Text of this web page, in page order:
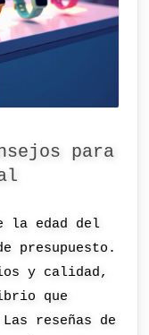
para
la edad del
presupuesto.
y calidad,
que
reseñas de